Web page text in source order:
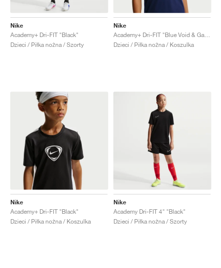
Nike
Academy+ Dri-FIT "Black"
Dzieci / Piłka nożna / Szorty
Nike
Dzieci / Piłka nożna / Koszulka
Nike
Academy+ Dri-FIT "Black"
Dzieci / Piłka nożna / Koszulka
Nike
Academy Dri-FIT 4" "Black"
Dzieci / Piłka nożna / Szorty